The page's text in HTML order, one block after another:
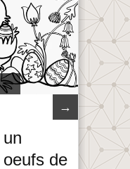
→
de